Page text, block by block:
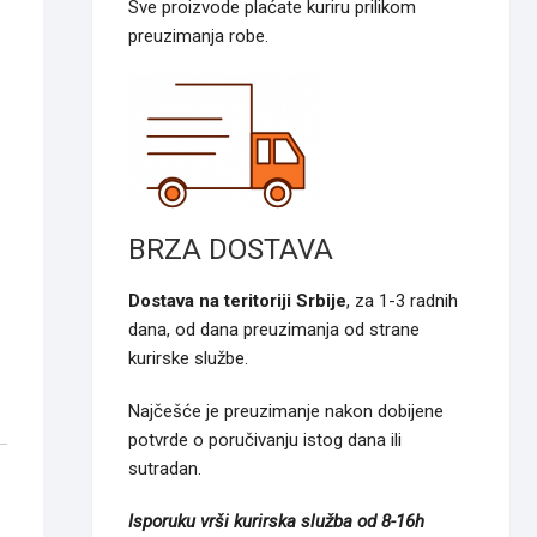
Sve proizvode plaćate kuriru prilikom
preuzimanja robe.
BRZA DOSTAVA
Dostava na teritoriji Srbije, za 1-3 radnih
dana, od dana preuzimanja od strane
kurirske službe.
Najčešće je preuzimanje nakon dobijene
potvrde o poručivanju istog dana ili
sutradan.
Isporuku vrši kurirska služba od 8-16h